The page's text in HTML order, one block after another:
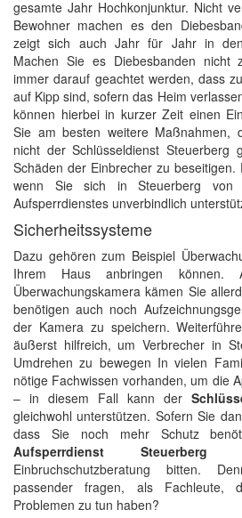
gesamte Jahr Hochkonjunktur. Nicht
Bewohner machen es den
zeigt sich auch Jahr für Jahr in
Machen Sie es Diebesbanden nicht
immer darauf geachtet werden, dass
auf Kipp sind, sofern das Heim
können hierbei in kurzer Zeit einen
Sie am besten weitere Maßnahmen,
nicht der Schlüsseldienst Steuerberg
Schäden der Einbrecher zu
wenn Sie sich in Steuerberg von
Aufsperrdienstes unverbindlich
Sicherheitssysteme
Dazu gehören zum Beispiel
Ihrem Haus anbringen können.
Überwachungskamera kämen Sie
benötigen auch noch
der Kamera zu speichern.
äußerst hilfreich, um Verbrecher in
Umdrehen zu bewegen In vielen
nötige Fachwissen vorhanden, um die
– in diesem Fall kann der
gleichwohl unterstützen. Sofern Sie
dass Sie noch mehr Schutz
Aufsperrdienst Steuerberg
Einbruchschutzberatung bitten.
passender fragen, als Fachleute,
Problemen zu tun haben?